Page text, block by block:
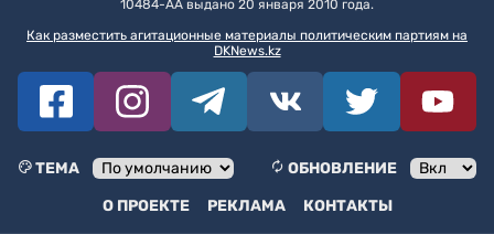
10484-АА выдано 20 января 2010 года.
Как разместить агитационные материалы политическим партиям на
DKNews.kz
ТЕМА
ОБНОВЛЕНИЕ
О ПРОЕКТЕ
РЕКЛАМА КОНТАКТЫ